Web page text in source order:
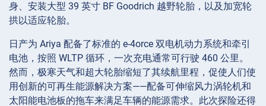
身、安装大型 39 英寸 BF Goodrich 越野轮胎，以及加宽轮
拱以适应轮胎。
日产为 Ariya 配备了标准的 e-4orce 双电机动力系统和牵引
电池，按照 WLTP 循环，一次充电通常可行驶 460 公里。
然而，极寒天气和超大轮胎缩短了其续航里程，促使人们使
用创新的可再生能源解决方案——配备可伸缩风力涡轮机和
太阳能电池板的拖车来满足车辆的能源需求。此次探险还得